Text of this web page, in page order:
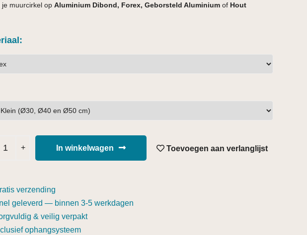
je muurcirkel op Aluminium Dibond, Forex, Geborsteld Aluminium of Hout
In winkelwagen Toevoegen aan verlanglijst
verzending
geleverd — binnen 3-5 werkdagen
& veilig verpakt
ophangsysteem